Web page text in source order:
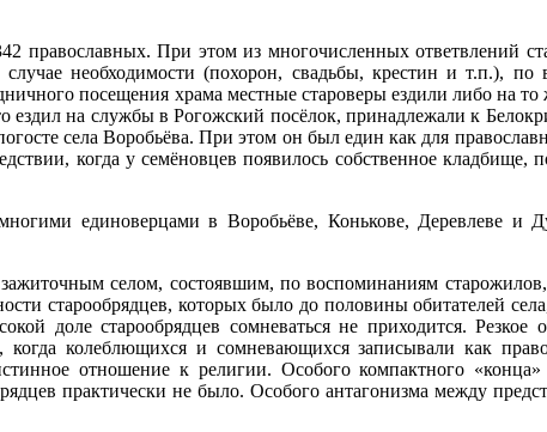
При этом из многочисленных ответвлений
необходимости (похорон, свадьбы, крестин и т.п.), по
посещения храма местные староверы ездили либо на
ездил на службы в Рогожский посёлок, принадлежали к
села Воробьёва. При этом он был един как для
когда у семёновцев появилось собственное кладбище,
единоверцами в Воробьёве, Конькове, Деревлеве
селом, состоявшим, по воспоминаниям
старообрядцев, которых было до половины обитателей
доле старообрядцев сомневаться не приходится.
колеблющихся и сомневающихся записывали как
отношение к религии. Особого компактного «конца»
практически не было. Особого антагонизма между